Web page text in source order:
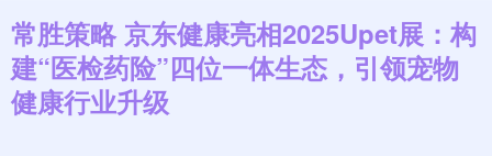
常胜策略 京东健康亮相2025Upet展：构
建“医检药险”四位一体生态，引领宠物
健康行业升级